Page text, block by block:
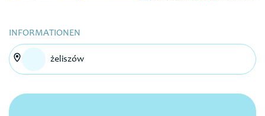
INFORMATIONEN
żeliszów